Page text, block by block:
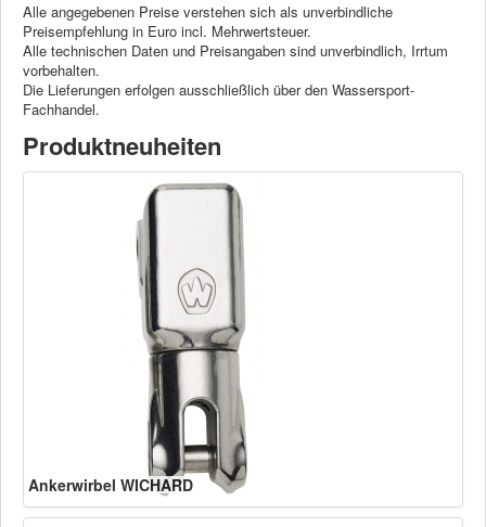
Alle angegebenen Preise verstehen sich als unverbindliche
Preisempfehlung in Euro incl. Mehrwertsteuer.
Alle technischen Daten und Preisangaben sind unverbindlich, Irrtum
vorbehalten.
Die Lieferungen erfolgen ausschließlich über den Wassersport-
Fachhandel.
Produktneuheiten
Ankerwirbel WICHARD